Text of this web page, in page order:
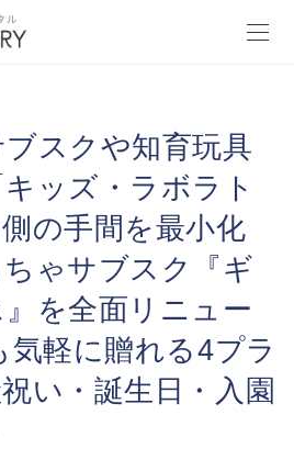
ル
スクや知育玩具
ッズ・ラボラト
の手間を最小化
ゃサブスク『ギ
を全面リニュー
気軽に贈れる4プラ
い・誕生日・入園